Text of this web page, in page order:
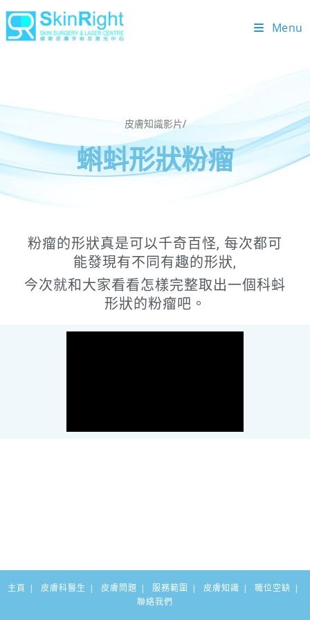
Menu
皮膚知識影片/
蝌蚪形狀粉瘤
粉瘤的形狀真是可以千奇百怪, 每次都可
能發現有不同有趣的形狀,
今次就和大家看看怎樣完整取出一個科蚪
形狀的粉瘤吧。
主頁 皮膚科醫生 皮膚問題 服務範圍 皮膚知識
職位空缺
聯絡我們